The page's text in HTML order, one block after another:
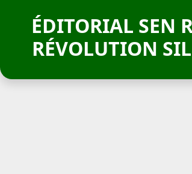
ÉDITORIAL SEN
RÉVOLUTION